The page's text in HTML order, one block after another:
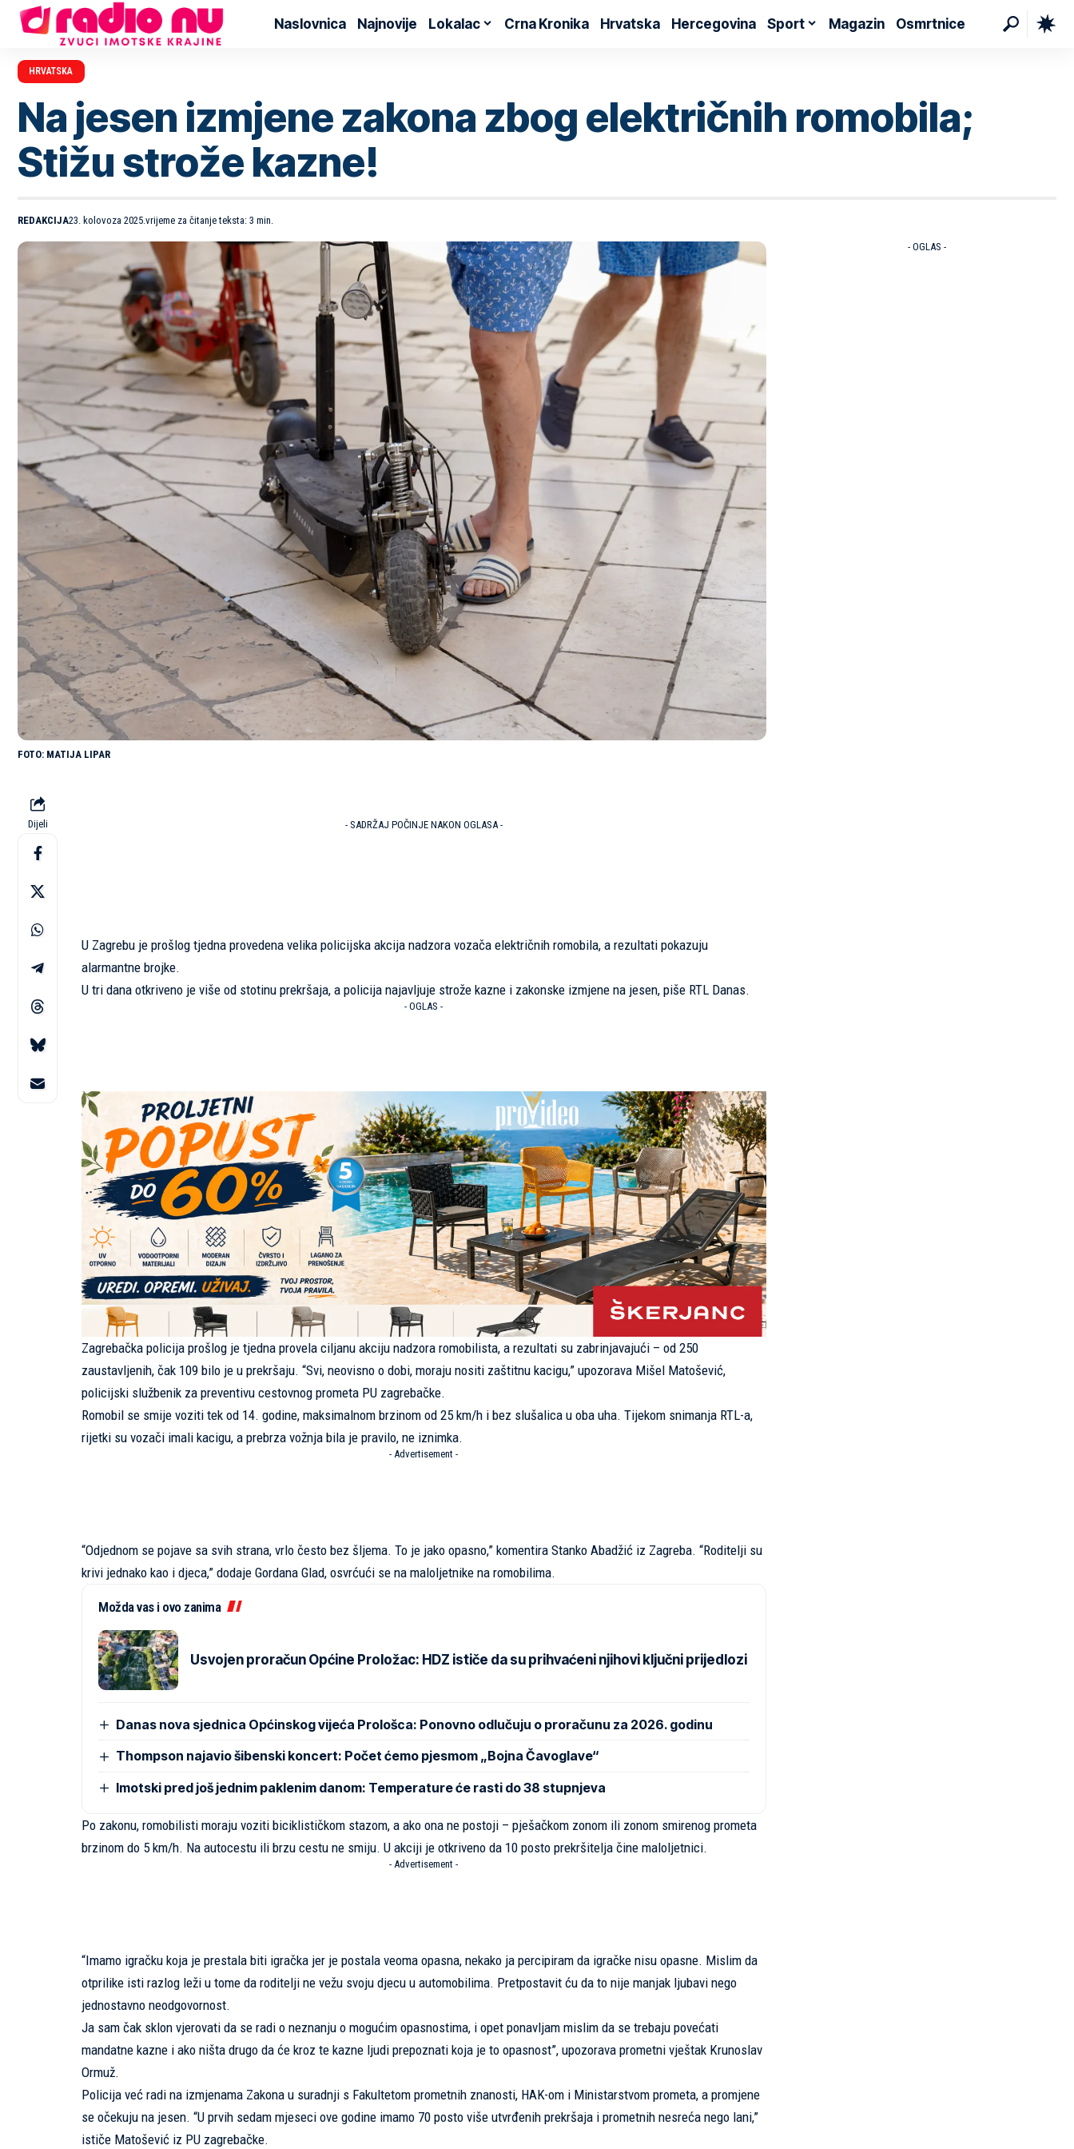
Naslovnica Najnovije Lokalac Crna Kronika Hrvatska Hercegovina Sport Magazin Osmrtnice
HRVATSKA
Na jesen izmjene zakona zbog električnih romobila;
Stižu strože kazne!
REDAKCIJA23. kolovoza 2025. vrijeme za čitanje teksta: 3 min.
MATIJA LIPAR
Dijeli - SADRŽAJ POČINJE NAKON OGLASA -
U Zagrebu je prošlog tjedna provedena velika policijska akcija nadzora vozača električnih romobila, a rezultati pokazuju
alarmantne brojke.
U tri dana otkriveno je više od stotinu prekršaja, a policija najavljuje strože kazne i zakonske izmjene na jesen, piše RTL Danas.
- OGLAS -
Zagrebačka policija prošlog je tjedna provela ciljanu akciju nadzora romobilista, a rezultati su zabrinjavajući – od 250
zaustavljenih, čak 109 bilo je u prekršaju. “Svi, neovisno o dobi, moraju nositi zaštitnu kacigu,” upozorava Mišel Matošević,
policijski službenik za preventivu cestovnog prometa PU zagrebačke.
Romobil se smije voziti tek od 14. godine, maksimalnom brzinom od 25 km/h i bez slušalica u oba uha. Tijekom snimanja RTL-a,
rijetki su vozači imali kacigu, a prebrza vožnja bila je pravilo, ne iznimka.
- Advertisement -
“Odjednom se pojave sa svih strana, vrlo često bez šljema. To je jako opasno,” komentira Stanko Abadžić iz Zagreba. “Roditelji su
krivi jednako kao i djeca,” dodaje Gordana Glad, osvrćući se na maloljetnike na romobilima.
Možda vas i ovo zanima
Usvojen proračun Općine Proložac: HDZ ističe da su prihvaćeni njihovi ključni prijedlozi
Danas nova sjednica Općinskog vijeća Prološca: Ponovno odlučuju o proračunu za 2026. godinu
Thompson najavio šibenski koncert: Počet ćemo pjesmom „Bojna Čavoglave“
Imotski pred još jednim paklenim danom: Temperature će rasti do 38 stupnjeva
Po zakonu, romobilisti moraju voziti biciklističkom stazom, a ako ona ne postoji – pješačkom zonom ili zonom smirenog prometa
brzinom do 5 km/h. Na autocestu ili brzu cestu ne smiju. U akciji je otkriveno da 10 posto prekršitelja čine maloljetnici.
- Advertisement -
“Imamo igračku koja je prestala biti igračka jer je postala veoma opasna, nekako ja percipiram da igračke nisu opasne. Mislim da
otprilike isti razlog leži u tome da roditelji ne vežu svoju djecu u automobilima. Pretpostavit ću da to nije manjak ljubavi nego
jednostavno neodgovornost.
Ja sam čak sklon vjerovati da se radi o neznanju o mogućim opasnostima, i opet ponavljam mislim da se trebaju povećati
mandatne kazne i ako ništa drugo da će kroz te kazne ljudi prepoznati koja je to opasnost”, upozorava prometni vještak Krunoslav
Ormuž.
Policija već radi na izmjenama Zakona u suradnji s Fakultetom prometnih znanosti, HAK-om i Ministarstvom prometa, a promjene
se očekuju na jesen. “U prvih sedam mjeseci ove godine imamo 70 posto više utvrđenih prekršaja i prometnih nesreća nego lani,”
ističe Matošević iz PU zagrebačke.
- OGLAS -